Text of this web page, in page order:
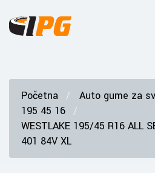
Početna
Auto gume za
195 45 16
WESTLAKE 195/45 R16 ALL
401 84V XL